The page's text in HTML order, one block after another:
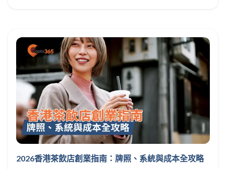
2026香港茶飲店創業指南：牌照、系統與成本全攻略